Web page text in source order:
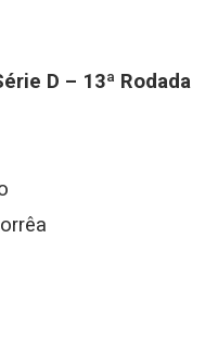
D – 13ª Rodada